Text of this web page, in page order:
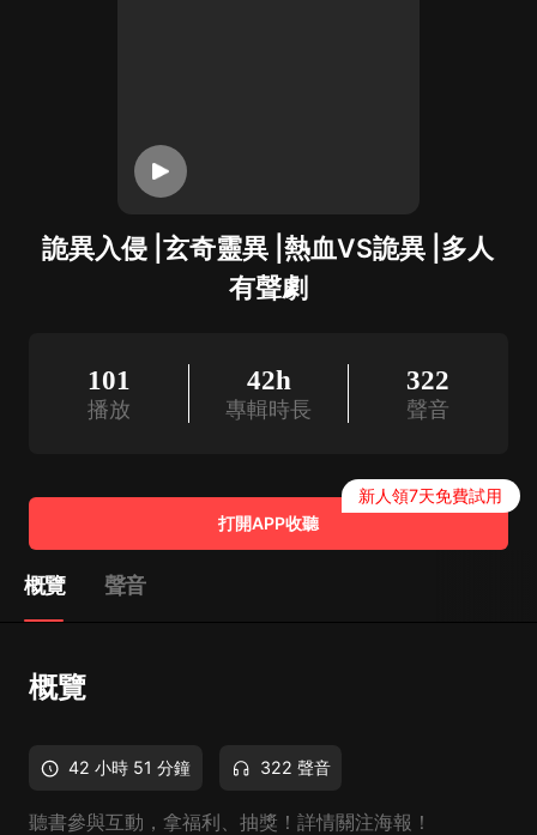
詭異入侵 |玄奇靈異 |熱血VS詭異 |多人
有聲劇
101
播放
42h
專輯時長
322
聲音
打開APP收聽
新人領7天免費試用
概覽 聲音
概覽
42 小時 51 分鐘 322 聲音
聽書參與互動，拿福利、抽獎！詳情關注海報！